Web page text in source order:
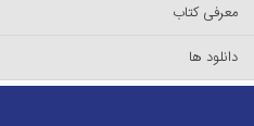
معرفی کتاب
دانلود ها